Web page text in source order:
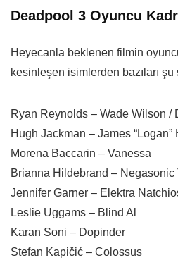
Deadpool 3 Oyuncu
Heyecanla beklenen filmin
kesinleşen isimlerden bazıları şu
Ryan Reynolds – Wade Wilson /
Hugh Jackman – James
Morena Baccarin – Vanessa
Brianna Hildebrand – Negasonic
Jennifer Garner – Elektra
Leslie Uggams – Blind Al
Karan Soni – Dopinder
Stefan Kapičić – Colossus